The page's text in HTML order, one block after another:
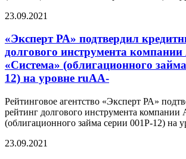
23.09.2021
«Эксперт РА» подтвердил
долгового инструмента
«Система» (облигационного
12) на уровне ruAA-
Рейтинговое агентство «Эксперт РА»
рейтинг долгового инструмента
(облигационного займа серии 001P-12) на
23.09.2021